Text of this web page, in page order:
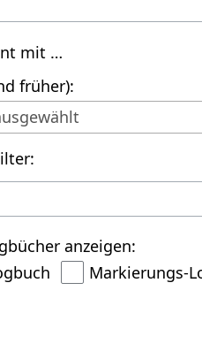
mit …
früher):
anzeigen:
Markierungs-